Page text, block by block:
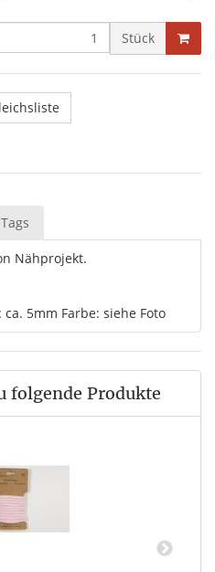
Stück
Nähprojekt.
5mm Farbe: siehe Foto
folgende Produkte